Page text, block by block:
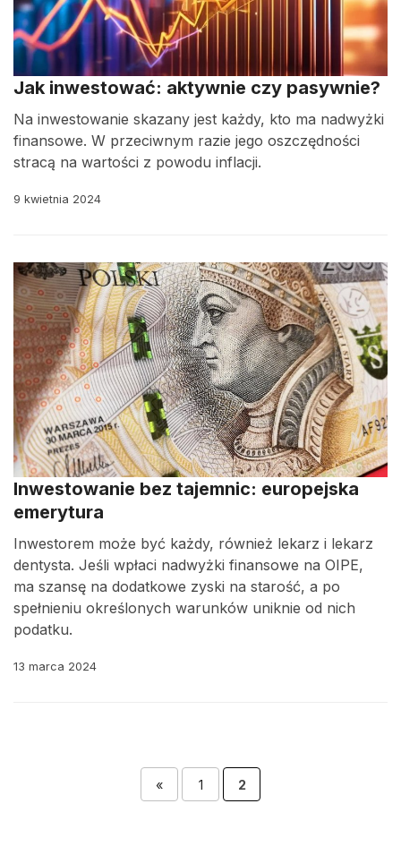
Jak inwestować: aktywnie czy pasywnie?
Na inwestowanie skazany jest każdy, kto ma nadwyżki
finansowe. W przeciwnym razie jego oszczędności
stracą na wartości z powodu inflacji.
9 kwietnia 2024
Inwestowanie bez tajemnic: europejska
emerytura
Inwestorem może być każdy, również lekarz i lekarz
dentysta. Jeśli wpłaci nadwyżki finansowe na OIPE,
ma szansę na dodatkowe zyski na starość, a po
spełnieniu określonych warunków uniknie od nich
podatku.
13 marca 2024
« 1 2